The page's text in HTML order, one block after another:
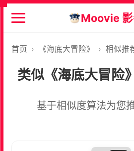
Moovie
首页 › 《海底大冒险》 › 相似推
类似《海底大冒险
基于相似度算法为您